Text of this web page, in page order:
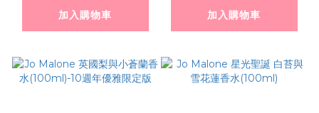
加入購物車 加入購物車